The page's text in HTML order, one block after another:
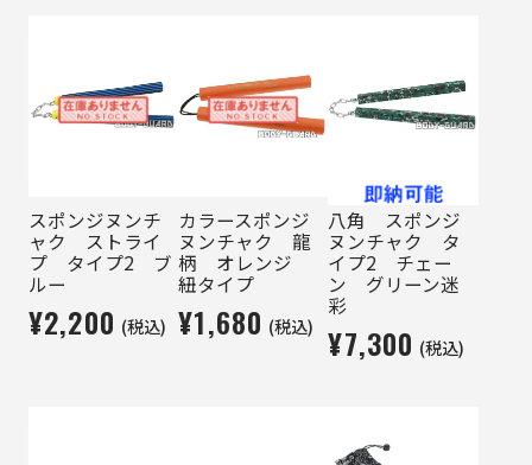
スポンジヌンチ
ャク ストライ
プ タイプ2 ブ
ルー
¥2,200 (税込)
カラースポンジ
ヌンチャク 龍
柄 オレンジ
紐タイプ
¥1,680 (税込)
八角 スポンジ
ヌンチャク タ
イプ2 チェー
ン グリーン迷
彩
¥7,300 (税込)